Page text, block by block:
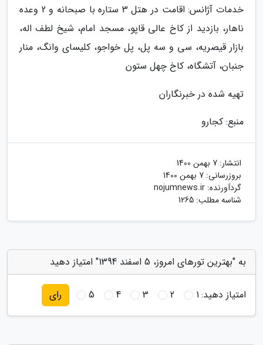
خدمات آژانس: اقامت در هتل 3 ستاره با صبحانه و 2 وعده
ناهار، بازدید از کاخ عالی قاپو، مسجد امام، شیخ لطف اله،
بازار قیصریه، سی و سه پل، پل خواجو، کلیسای وانگ، منار
جنبان، آتشگاه، کاخ چهل ستون
تهیه شده در خبرنگاران
منبع: کجارو
انتشار: 7 بهمن 1400
بروزرسانی: 7 بهمن 1400
گردآورنده: nojumnews.ir
شناسه مطلب: 1265
به "بهترین تورهای امروز، 5 اسفند 1394" امتیاز دهید
امتیاز دهید:1
2
3
4
5 رای